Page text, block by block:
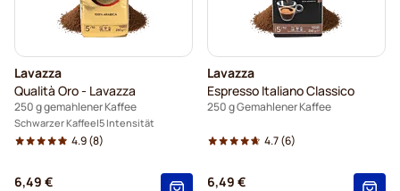
Lavazza
Qualità Oro - Lavazza
250 g gemahlener Kaffee
Schwarzer Kaffee 5 Intensität
4.9(8)
6,49 €
Lavazza
Espresso Italiano Classico
250 g Gemahlener Kaffee
4.7(6)
6,49 €